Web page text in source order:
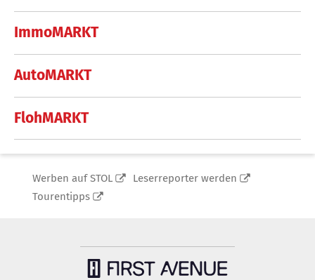
ImmoMARKT
AutoMARKT
FlohMARKT
Werben auf STOL
Leserreporter werden
Tourentipps